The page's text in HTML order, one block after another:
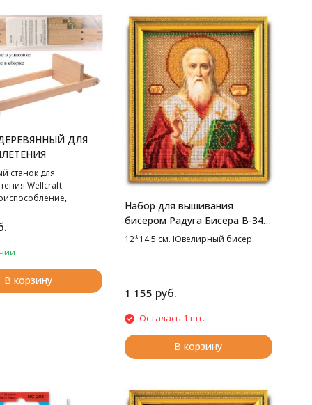
ДЛЯ
станок для
Wellcraft -
Вам быстро и
самые
орнаменты. Размер
В корзину
Набор для вышивания
бисером Радуга Бисера В-346
Св. Дионисий, 12*14.5 см
12*14.5 см. Ювелирный бисер.
1 155 руб.
Осталась 1 шт.
В корзину